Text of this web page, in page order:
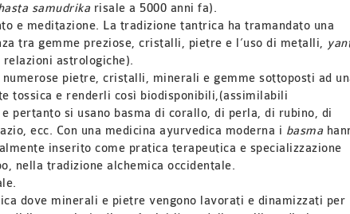
samudrika risale a 5000 anni fa).
e meditazione. La tradizione tantrica ha tramandato una
tra gemme preziose, cristalli, pietre e l’uso di metalli,
astrologiche).
pietre, cristalli, minerali e gemme sottoposti ad
tossica e renderli così biodisponibili,(assimilabili
e pertanto si usano basma di corallo, di perla, di rubino, di
ecc. Con una medicina ayurvedica moderna i basma
inserito come pratica terapeutica e specializzazione
nella tradizione alchemica occidentale.
dove minerali e pietre vengono lavorati e dinamizzati per